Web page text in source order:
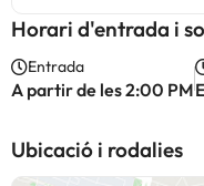
Horari d'entrada i
Entrada
A partir de les 2:00 PM
Ubicació i rodalies